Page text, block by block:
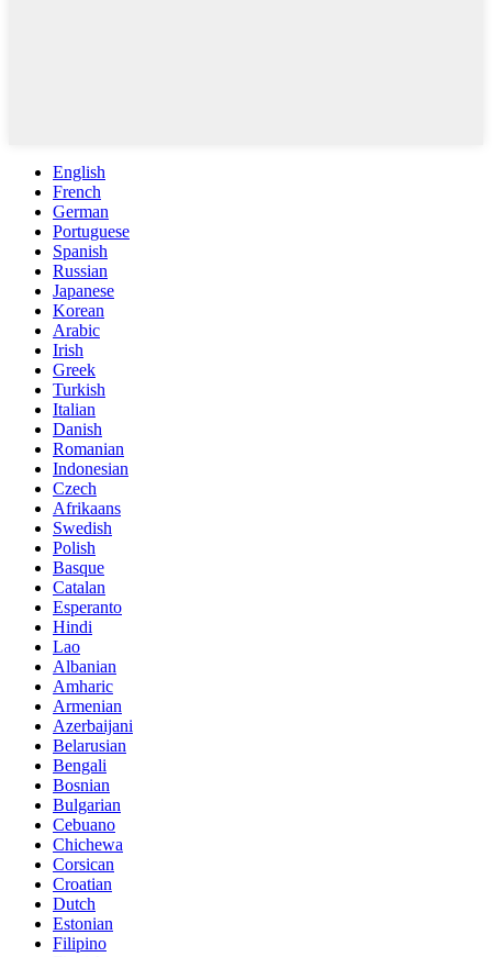
English
French
German
Portuguese
Spanish
Russian
Japanese
Korean
Arabic
Irish
Greek
Turkish
Italian
Danish
Romanian
Indonesian
Czech
Afrikaans
Swedish
Polish
Basque
Catalan
Esperanto
Hindi
Lao
Albanian
Amharic
Armenian
Azerbaijani
Belarusian
Bengali
Bosnian
Bulgarian
Cebuano
Chichewa
Corsican
Croatian
Dutch
Estonian
Filipino